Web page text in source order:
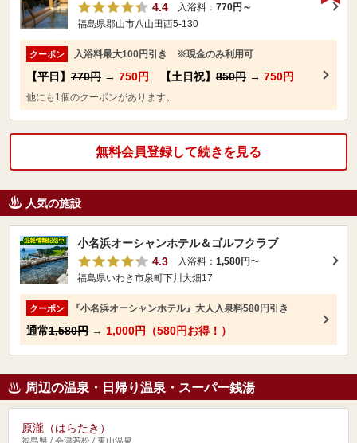
4.4
入浴料： 770円～
福島県郡山市八山田西5-130
クーポン 入浴料最大100円引き ※現金のみ利用可
【平日】 770円 → 750円 【土日祝】 850円 → 750円
他にも1個のクーポンがあります。
無料会員登録して続きを見る
人気の施設
小名浜オーシャンホテル＆ゴルフクラブ
4.3
入浴料： 1,580円〜
福島県いわき市泉町下川大畑17
クーポン 『小名浜オーシャンホテル』大人入泉料580円引き
通常1,580円 → 1,000円（580円お得！）
周辺の温泉・日帰り温泉・スーパー銭湯
原瀧（はらたき）
福島県 / 会津若松 / 東山温泉